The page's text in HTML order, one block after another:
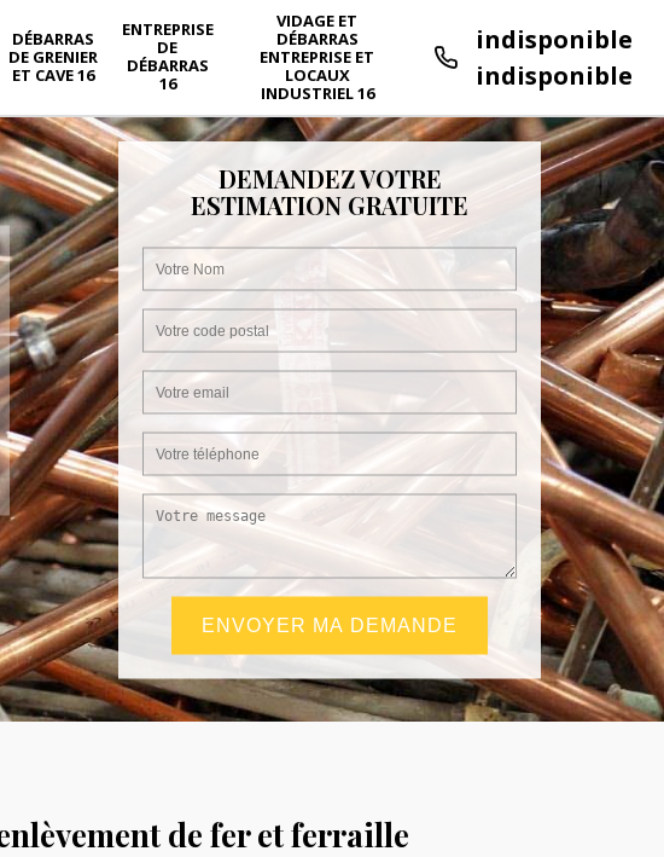
DÉBARRAS
DE GRENIER
ET CAVE 16
ENTREPRISE
DE
DÉBARRAS
16
VIDAGE ET
DÉBARRAS
ENTREPRISE ET
LOCAUX
INDUSTRIEL 16
indisponible
indisponible
DEMANDEZ VOTRE
ESTIMATION GRATUITE
de fer et ferraille